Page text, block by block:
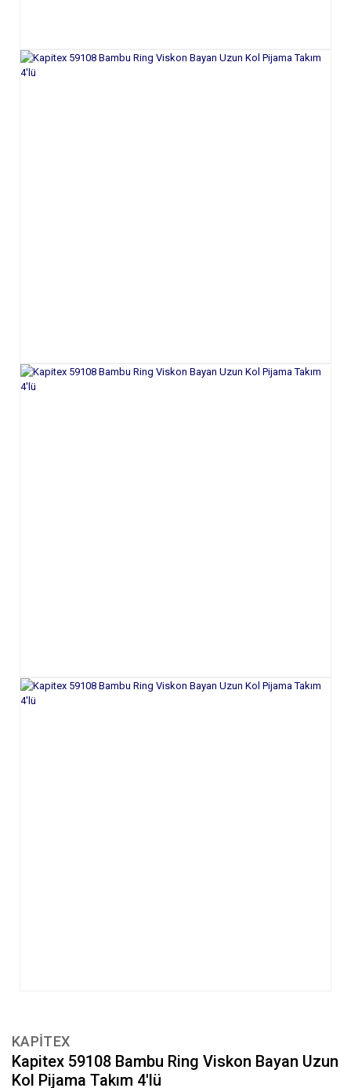
KAPİTEX
Kapitex 59108 Bambu Ring Viskon Bayan Uzun
Kol Pijama Takım 4'lü